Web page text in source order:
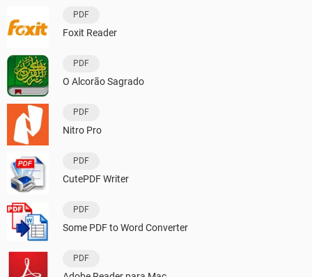
PDF
Foxit Reader
PDF
O Alcorão Sagrado
PDF
Nitro Pro
PDF
CutePDF Writer
PDF
Some PDF to Word Converter
PDF